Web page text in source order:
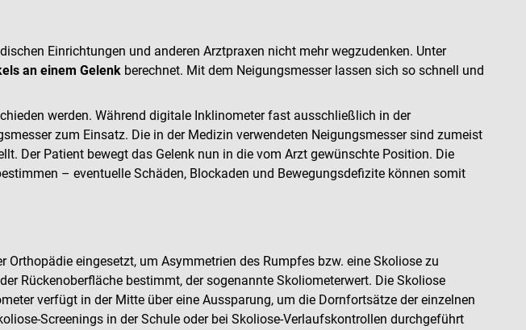
Einrichtungen und anderen Arztpraxen nicht mehr wegzudenken. Unter
an einem Gelenk berechnet. Mit dem Neigungsmesser lassen sich so schnell und
werden. Während digitale Inklinometer fast ausschließlich in der
zum Einsatz. Die in der Medizin verwendeten Neigungsmesser sind zumeist
Der Patient bewegt das Gelenk nun in die vom Arzt gewünschte Position. Die
– eventuelle Schäden, Blockaden und Bewegungsdefizite können somit
Orthopädie eingesetzt, um Asymmetrien des Rumpfes bzw. eine Skoliose zu
Rückenoberfläche bestimmt, der sogenannte Skoliometerwert. Die Skoliose
verfügt in der Mitte über eine Aussparung, um die Dornfortsätze der einzelnen
Screenings in der Schule oder bei Skoliose-Verlaufskontrollen durchgeführt